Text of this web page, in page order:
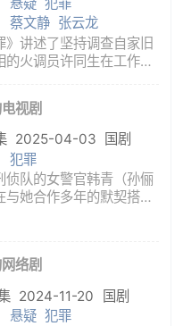
蔡文静 张云龙
》讲述了坚持调查自家旧
的火调员许同生在工作中
长沈野的故事。三人为应
火灾案件，建立快速反应
联手侦破多起诡谲的火灾
最终揭开许家旧案真相。
视剧
2025-04-03
国剧
犯罪
侦队的女警官韩青（孙俪
与她合作多年的默契搭档
的加入，她从蛛丝马迹中
案与钟伟的失踪有关。但
络剧
2024-11-20
国剧
悬疑 犯罪